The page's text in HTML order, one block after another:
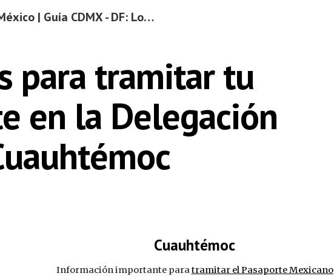
Skip to main content Ciudad de México | Guía CDMX - DF: Lo Mejor del Distrito Federal
para tramitar tu
en la Delegación
Cuauhtémoc
Información importante para tramitar el Pasaporte Mexicano